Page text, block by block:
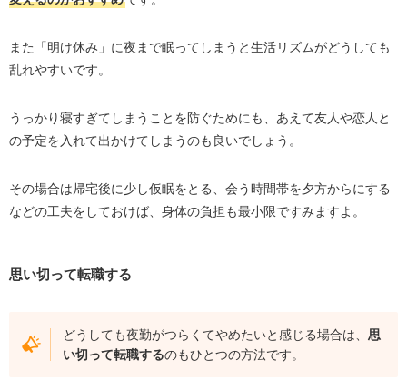
また「明け休み」に夜まで眠ってしまうと生活リズムがどうしても
乱れやすいです。
うっかり寝すぎてしまうことを防ぐためにも、あえて友人や恋人と
の予定を入れて出かけてしまうのも良いでしょう。
その場合は帰宅後に少し仮眠をとる、会う時間帯を夕方からにする
などの工夫をしておけば、身体の負担も最小限ですみますよ。
思い切って転職する
どうしても夜勤がつらくてやめたいと感じる場合は、思
い切って転職するのもひとつの方法です。